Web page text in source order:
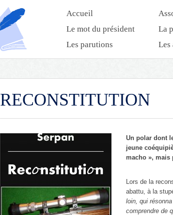
Accueil
Le mot du président
La
Les parutions
Les
RECONSTITUTION
Un polar dont
jeune
macho », mais
Lors de la
abattu, à la
loin, qui
comprendre de